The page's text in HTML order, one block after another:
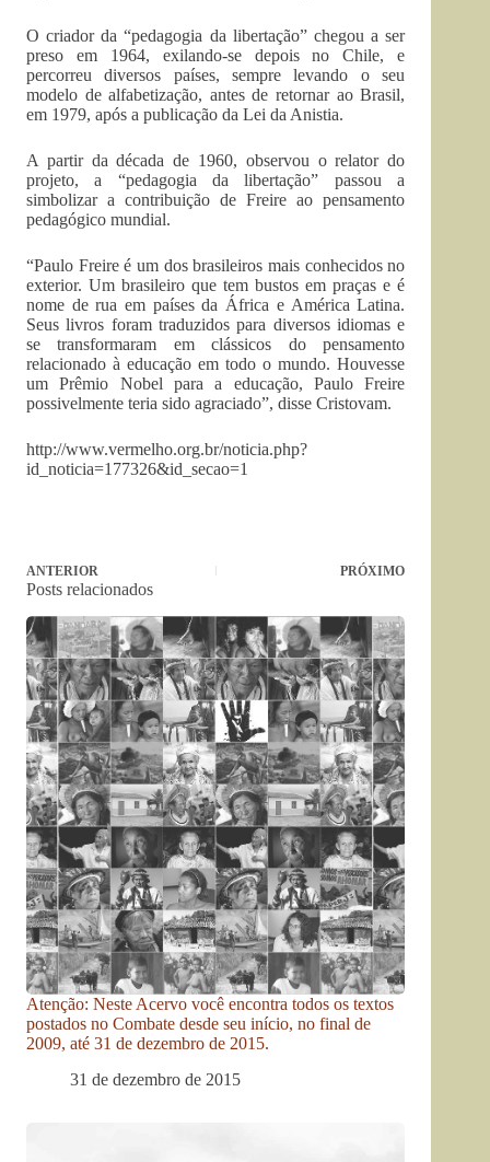
O criador da “pedagogia da libertação” chegou a ser
preso em 1964, exilando-se depois no Chile, e
percorreu diversos países, sempre levando o seu
modelo de alfabetização, antes de retornar ao Brasil,
em 1979, após a publicação da Lei da Anistia.
A partir da década de 1960, observou o relator do
projeto, a “pedagogia da libertação” passou a
simbolizar a contribuição de Freire ao pensamento
pedagógico mundial.
“Paulo Freire é um dos brasileiros mais conhecidos no
exterior. Um brasileiro que tem bustos em praças e é
nome de rua em países da África e América Latina.
Seus livros foram traduzidos para diversos idiomas e
se transformaram em clássicos do pensamento
relacionado à educação em todo o mundo. Houvesse
um Prêmio Nobel para a educação, Paulo Freire
possivelmente teria sido agraciado”, disse Cristovam.
http://www.vermelho.org.br/noticia.php?
id_noticia=177326&id_secao=1
ANTERIOR PRÓXIMO
Posts relacionados
Atenção: Neste Acervo você encontra todos os textos
postados no Combate desde seu início, no final de
2009, até 31 de dezembro de 2015.
31 de dezembro de 2015